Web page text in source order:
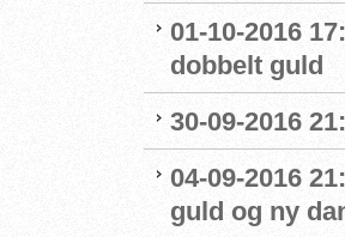
01-10-2016
dobbelt guld
30-09-2016
04-09-2016
guld og ny